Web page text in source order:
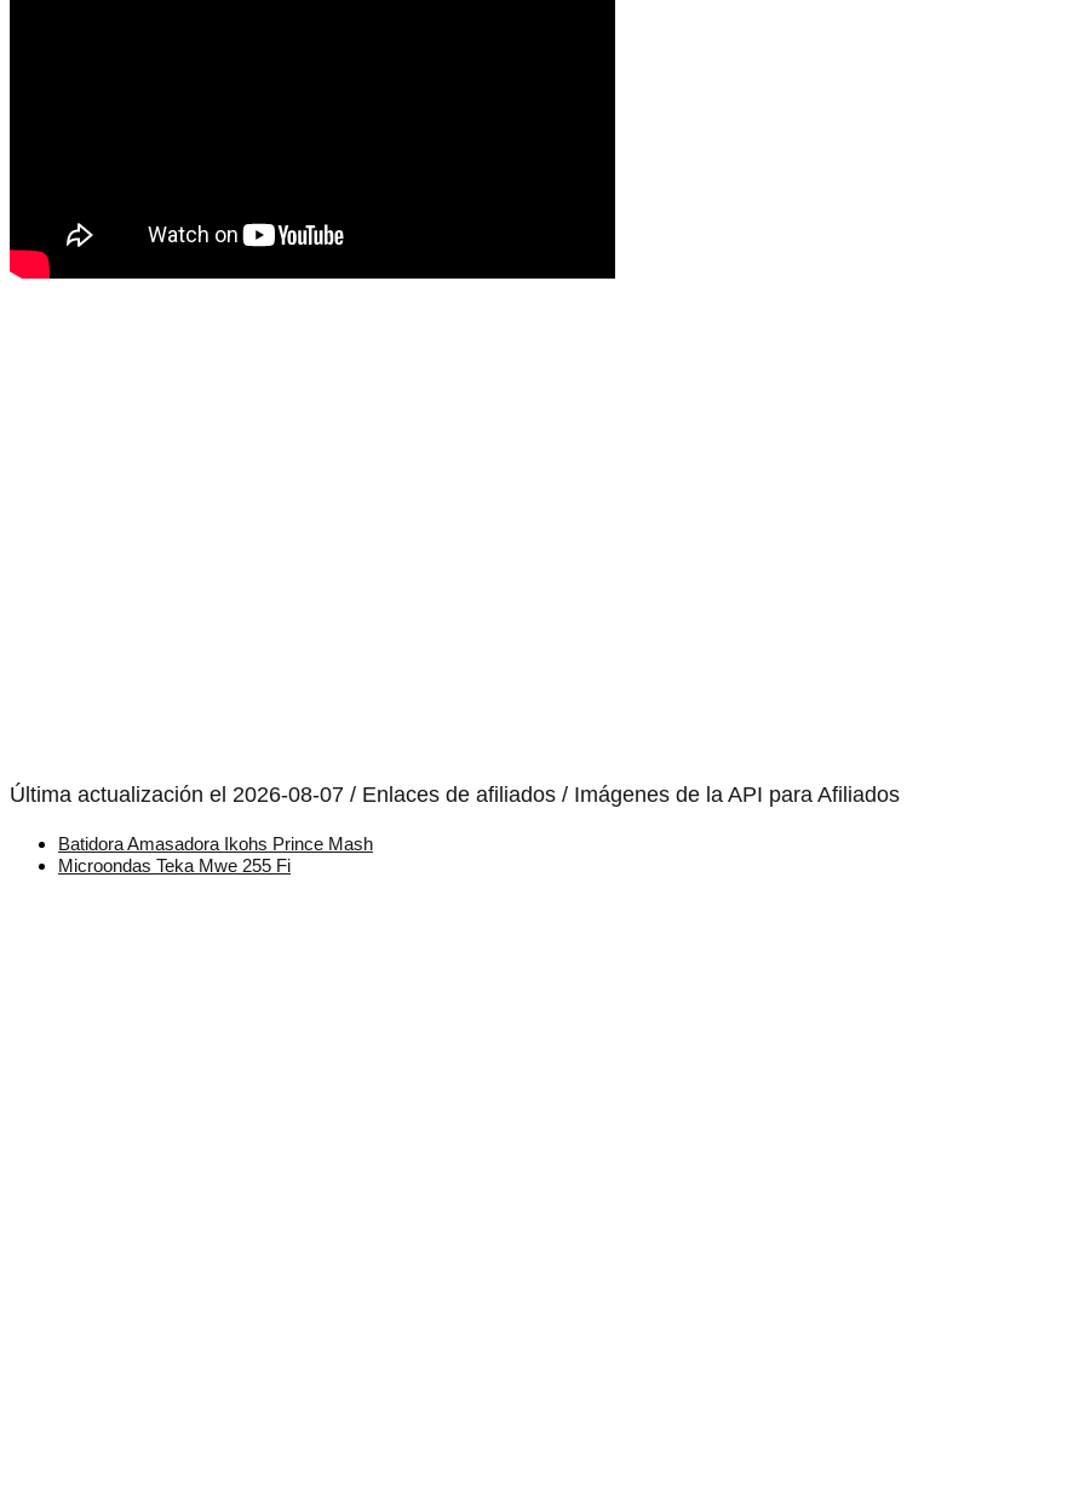
Última actualización el 2026-08-07 / Enlaces de afiliados / Imágenes de la API para Afiliados
Batidora Amasadora Ikohs Prince Mash
Microondas Teka Mwe 255 Fi